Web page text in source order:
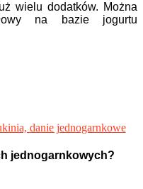
wielu dodatków. Można
na bazie jogurtu
jednogarnkowych?